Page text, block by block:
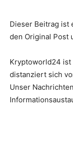
Dieser Beitrag ist
den Original Post
Kryptoworld24 ist
distanziert sich
Unser